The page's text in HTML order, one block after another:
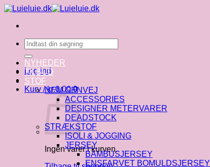
Fortsæt
indhold
Søg
efter:
Log ind
Kurv /kr.0.00 0
Ingen varer i kurven.
NYHEDER
TILBUD
STOF
NEM GENVEJ
ACCESSORIES
DESIGNER METERVARER
DEADSTOCK
STRÆKSTOF
ISOLI & JOGGING
JERSEY
BAMBUSJERSEY
ENSFARVET BOMULDSJERSEY